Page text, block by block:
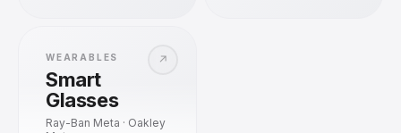
↗
WEARABLES
Smart
Glasses
Ray-Ban Meta · Oakley